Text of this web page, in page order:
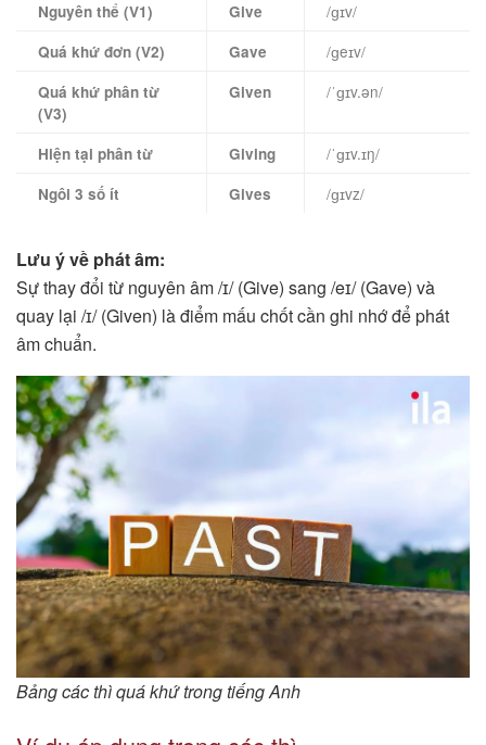
Nguyên thể (V1)
Give /ɡɪv/
Quá khứ đơn (V2) Gave /ɡeɪv/
Quá khứ phân từ
(V3)
Given /ˈɡɪv.ən/
Hiện tại phân từ Giving /ˈɡɪv.ɪŋ/
Ngôi 3 số ít Gives /ɡɪvz/
Lưu ý về phát âm:
Sự thay đổi từ nguyên âm /ɪ/ (Give) sang /eɪ/ (Gave) và
quay lại /ɪ/ (Given) là điểm mấu chốt cần ghi nhớ để phát
âm chuẩn.
Bảng các thì quá khứ trong tiếng Anh